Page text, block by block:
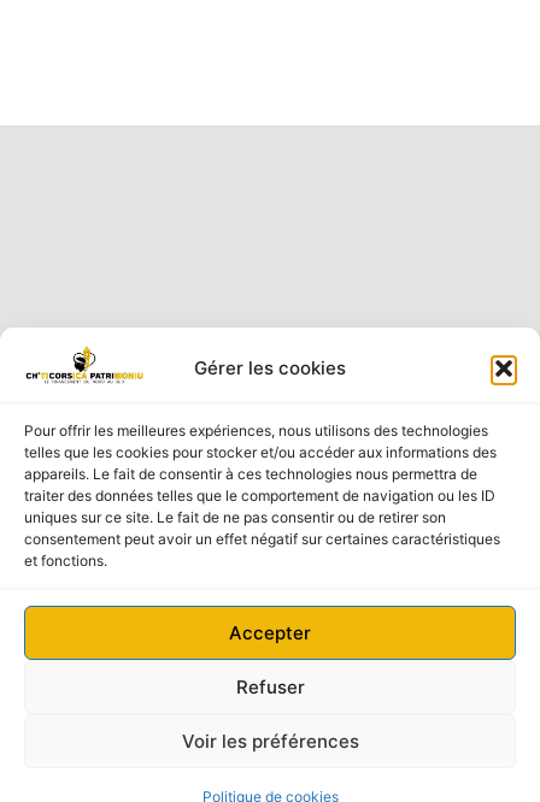
Gérer les cookies
Pour offrir les meilleures expériences, nous utilisons des technologies
telles que les cookies pour stocker et/ou accéder aux informations des
appareils. Le fait de consentir à ces technologies nous permettra de
traiter des données telles que le comportement de navigation ou les ID
uniques sur ce site. Le fait de ne pas consentir ou de retirer son
consentement peut avoir un effet négatif sur certaines caractéristiques
et fonctions.
Accepter
Refuser
Voir les préférences
Politique de cookies
Adresse
Fano 20230 SAN-NICOLAO
Téléphone
Email
sandro.raimondi@chticorsicapatrimoniu.fr
Ⓒ2026 - Tous droits réservés
Un crédit vous engage et doit être remboursé. Vérifiez vos